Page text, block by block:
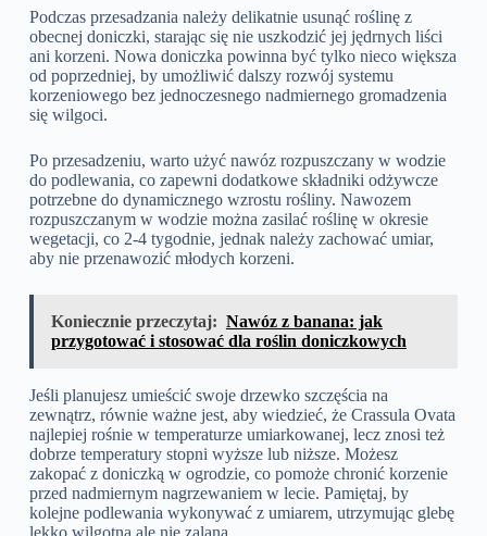
Podczas przesadzania należy delikatnie usunąć roślinę z
obecnej doniczki, starając się nie uszkodzić jej jędrnych liści
ani korzeni. Nowa doniczka powinna być tylko nieco większa
od poprzedniej, by umożliwić dalszy rozwój systemu
korzeniowego bez jednoczesnego nadmiernego gromadzenia
się wilgoci.
Po przesadzeniu, warto użyć nawóz rozpuszczany w wodzie
do podlewania, co zapewni dodatkowe składniki odżywcze
potrzebne do dynamicznego wzrostu rośliny. Nawozem
rozpuszczanym w wodzie można zasilać roślinę w okresie
wegetacji, co 2-4 tygodnie, jednak należy zachować umiar,
aby nie przenawozić młodych korzeni.
Koniecznie przeczytaj: Nawóz z banana: jak
przygotować i stosować dla roślin doniczkowych
Jeśli planujesz umieścić swoje drzewko szczęścia na
zewnątrz, równie ważne jest, aby wiedzieć, że Crassula Ovata
najlepiej rośnie w temperaturze umiarkowanej, lecz znosi też
dobrze temperatury stopni wyższe lub niższe. Możesz
zakopać z doniczką w ogrodzie, co pomoże chronić korzenie
przed nadmiernym nagrzewaniem w lecie. Pamiętaj, by
kolejne podlewania wykonywać z umiarem, utrzymując glebę
lekko wilgotną ale nie zalaną.